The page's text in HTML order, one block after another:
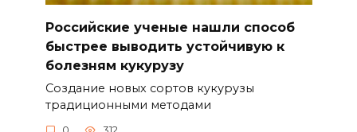
Российские ученые нашли способ
быстрее выводить устойчивую к
болезням кукурузу
Создание новых сортов кукурузы
традиционными методами